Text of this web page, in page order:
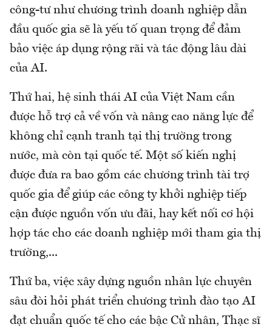
công-tư như chương trình doanh nghiệp dẫn
đầu quốc gia sẽ là yếu tố quan trọng để đảm
bảo việc áp dụng rộng rãi và tác động lâu dài
của AI.
Thứ hai, hệ sinh thái AI của Việt Nam cần
được hỗ trợ cả về vốn và nâng cao năng lực để
không chỉ cạnh tranh tại thị trường trong
nước, mà còn tại quốc tế. Một số kiến nghị
được đưa ra bao gồm các chương trình tài trợ
quốc gia để giúp các công ty khởi nghiệp tiếp
cận được nguồn vốn ưu đãi, hay kết nối cơ hội
hợp tác cho các doanh nghiệp mới tham gia thị
trường,...
Thứ ba, việc xây dựng nguồn nhân lực chuyên
sâu đòi hỏi phát triển chương trình đào tạo AI
đạt chuẩn quốc tế cho các bậc Cử nhân, Thạc sĩ